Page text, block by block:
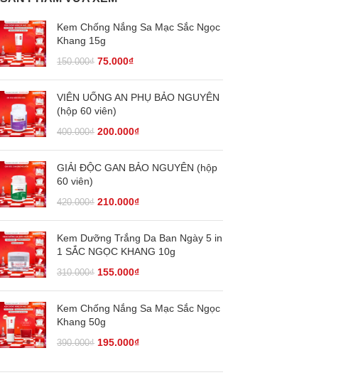
Kem Chống Nắng Sa Mạc Sắc Ngọc
Khang 15g
150.000₫ 75.000₫
VIÊN UỐNG AN PHỤ BẢO NGUYÊN
(hộp 60 viên)
400.000₫ 200.000₫
GIẢI ĐỘC GAN BẢO NGUYÊN (hộp
60 viên)
420.000₫ 210.000₫
Kem Dưỡng Trắng Da Ban Ngày 5 in
1 SẮC NGỌC KHANG 10g
310.000₫ 155.000₫
Kem Chống Nắng Sa Mạc Sắc Ngọc
Khang 50g
390.000₫ 195.000₫